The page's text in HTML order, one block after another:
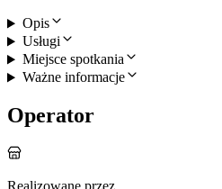
Opis
Usługi
Miejsce spotkania
Ważne informacje
Operator